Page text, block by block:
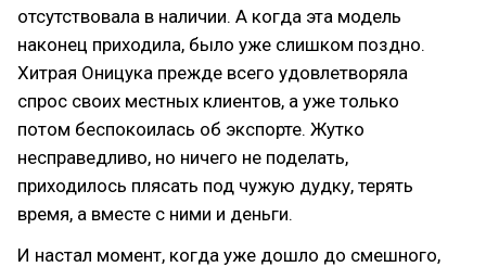
отсутствовала в наличии. А когда эта модель
наконец приходила, было уже слишком поздно.
Хитрая Оницука прежде всего удовлетворяла
спрос своих местных клиентов, а уже только
потом беспокоилась об экспорте. Жутко
несправедливо, но ничего не поделать,
приходилось плясать под чужую дудку, терять
время, а вместе с ними и деньги.
И настал момент, когда уже дошло до смешного,